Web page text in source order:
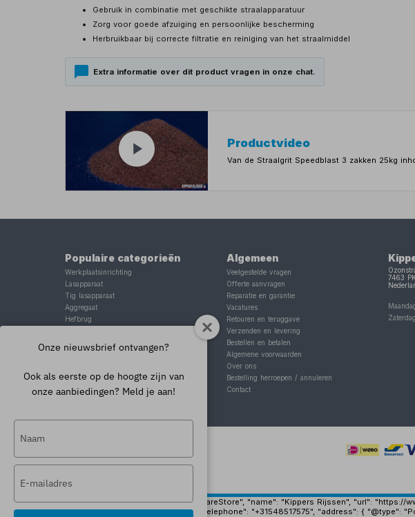
Gebruik in combinatie met geschikte straalapparatuur
Zorg voor goede afzuiging en persoonlijke bescherming
Herbruikbaar bij correcte filtratie en reiniging van het straalmiddel
Extra informatie over dit product vragen in onze chat.
Productvideo
Van de Straalgrit Speedblast 3 zakken 25kg
Populaire categorieën
Werkplaatsinrichting
Lasapparaat
Tig lasapparaat
Aggregaat
Hefbrug
Schaarlift
Algemeen
Veelgestelde vragen
Offerte aanvragen
Reparatie en garantie
Vacatures
Retouren en teruggave
Verzenden en levering
Bestellen en betalen
Algemene voorwaarden
Over ons
Bestelling herroepen / annuleren
Contact
7463 PK
{ "@context": "https://schema.org", "@type": "HardwareStore", "name": "Kippers Rijssen", "url":
"https://www.kippersrijssen.nl/img/pand-groot.jpg", "telephone": "+31548517575", "address": {
Onze nieuwsbrief ontvangen?
Ook als eerste op de hoogte zijn van
onze aanbiedingen? Meld je aan!
naam
e-